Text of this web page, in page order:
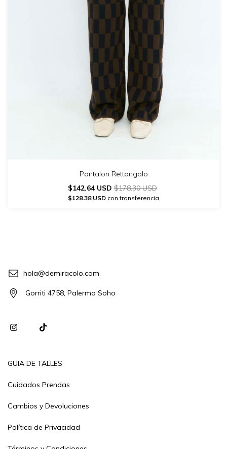
Pantalon Rettangolo
$142.64 USD$178.30 USD
$128.38 USD con transferencia
hola@demiracolo.com
Gorriti 4758, Palermo Soho
GUIA DE TALLES
Cuidados Prendas
Cambios y Devoluciones
Política de Privacidad